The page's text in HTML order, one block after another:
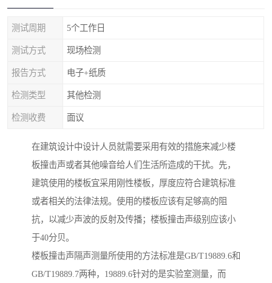
测试周期 5个工作日
测试方式 现场检测
报告方式 电子+纸质
检测类型 其他检测
检测收费 面议
在建筑设计中设计人员就需要采用有效的措施来减少楼
板撞击声或者其他噪音给人们生活所造成的干扰。先，
建筑使用的楼板宜采用刚性楼板，厚度应符合建筑标准
或者相关的法律法规。使用的楼板应该有足够高的阻
抗，以减少声波的反射及传播；楼板撞击声级别应该小
于40分贝。
楼板撞击声隔声测量所使用的方法标准是GB/T19889.6和
GB/T19889.7两种，19889.6针对的是实验室测量，而